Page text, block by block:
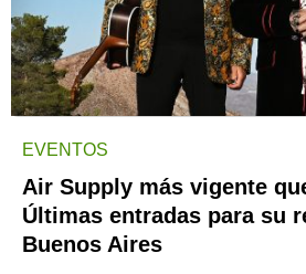
EVENTOS
Air Supply más vigente
Últimas entradas para su
Buenos Aires